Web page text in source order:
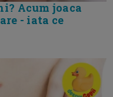
Acum joaca
- iata ce